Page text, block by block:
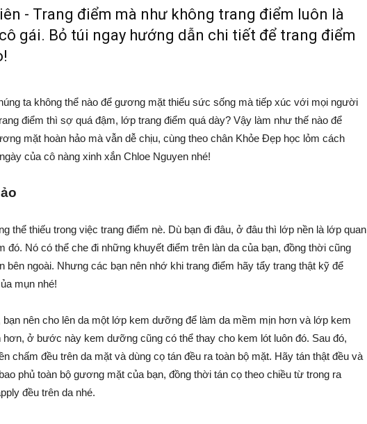
- Trang điểm mà như không trang điểm luôn là
gái. Bỏ túi ngay hướng dẫn chi tiết để trang điểm
ta không thể nào để gương mặt thiếu sức sống mà tiếp xúc với mọi người
điểm thì sợ quá đậm, lớp trang điểm quá dày? Vậy làm như thế nào để
mặt hoàn hảo mà vẫn dễ chịu, cùng theo chân Khỏe Đẹp học lỏm cách
của cô nàng xinh xắn Chloe Nguyen nhé!
thể thiếu trong việc trang điểm nè. Dù bạn đi đâu, ở đâu thì lớp nền là lớp quan
đó. Nó có thể che đi những khuyết điểm trên làn da của bạn, đồng thời cũng
bên ngoài. Nhưng các bạn nên nhớ khi trang điểm hãy tẩy trang thật kỹ để
mụn nhé!
nên cho lên da một lớp kem dưỡng để làm da mềm mịn hơn và lớp kem
hơn, ở bước này kem dưỡng cũng có thể thay cho kem lót luôn đó. Sau đó,
chấm đều trên da mặt và dùng cọ tán đều ra toàn bộ mặt. Hãy tán thật đều và
phủ toàn bộ gương mặt của bạn, đồng thời tán cọ theo chiều từ trong ra
đều trên da nhé.